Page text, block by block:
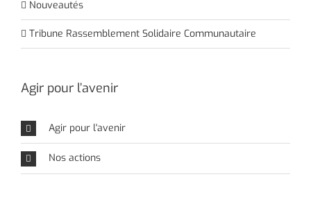
Nouveautés
Tribune Rassemblement Solidaire Communautaire
Agir pour l’avenir
Agir pour l'avenir
Nos actions